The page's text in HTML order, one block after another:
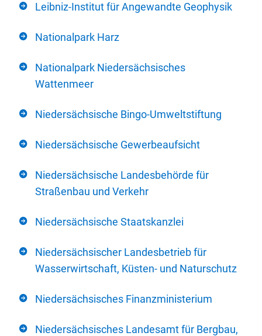
Leibniz-Institut für Angewandte Geophysik
Nationalpark Harz
Nationalpark Niedersächsisches
Wattenmeer
Niedersächsische Bingo-Umweltstiftung
Niedersächsische Gewerbeaufsicht
Niedersächsische Landesbehörde für
Straßenbau und Verkehr
Niedersächsische Staatskanzlei
Niedersächsischer Landesbetrieb für
Wasserwirtschaft, Küsten- und Naturschutz
Niedersächsisches Finanzministerium
Niedersächsisches Landesamt für Bergbau,